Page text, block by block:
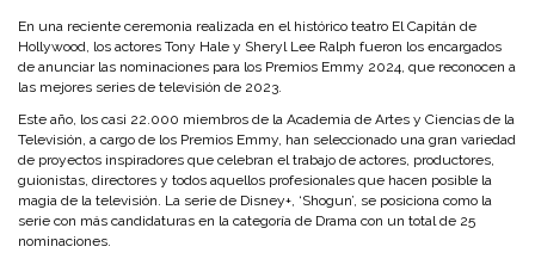
En una reciente ceremonia realizada en el histórico teatro El Capitán de
Hollywood, los actores Tony Hale y Sheryl Lee Ralph fueron los encargados
de anunciar las nominaciones para los Premios Emmy 2024, que reconocen a
las mejores series de televisión de 2023.
Este año, los casi 22.000 miembros de la Academia de Artes y Ciencias de la
Televisión, a cargo de los Premios Emmy, han seleccionado una gran variedad
de proyectos inspiradores que celebran el trabajo de actores, productores,
guionistas, directores y todos aquellos profesionales que hacen posible la
magia de la televisión. La serie de Disney+, ‘Shogun’, se posiciona como la
serie con más candidaturas en la categoría de Drama con un total de 25
nominaciones.